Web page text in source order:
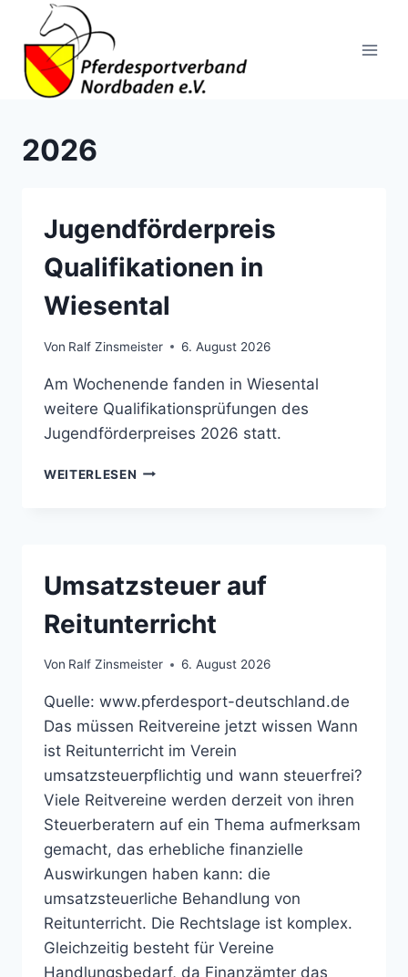
springen
2026
Jugendförderpreis
Qualifikationen in
Wiesental
Von Ralf Zinsmeister 6. August 2026
Am Wochenende fanden in Wiesental
weitere Qualifikationsprüfungen des
Jugendförderpreises 2026 statt.
WEITERLESEN JUGENDFÖRDERPREIS
Umsatzsteuer auf
Reitunterricht
Von Ralf Zinsmeister 6. August 2026
Quelle: www.pferdesport-deutschland.de
Das müssen Reitvereine jetzt wissen Wann
ist Reitunterricht im Verein
umsatzsteuerpflichtig und wann steuerfrei?
Viele Reitvereine werden derzeit von ihren
Steuerberatern auf ein Thema aufmerksam
gemacht, das erhebliche finanzielle
Auswirkungen haben kann: die
umsatzsteuerliche Behandlung von
Reitunterricht. Die Rechtslage ist komplex.
Gleichzeitig besteht für Vereine
Handlungsbedarf, da Finanzämter das